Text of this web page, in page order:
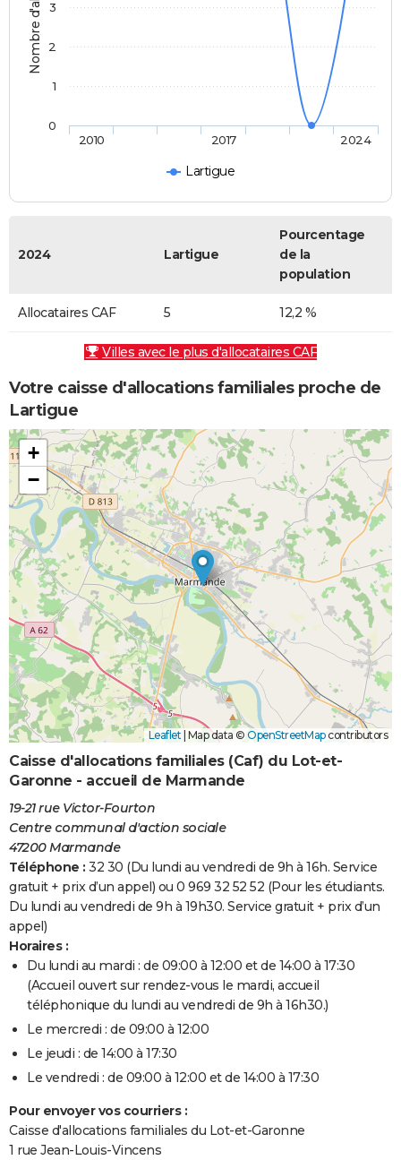
Lartigue
2010 2017 2024
0
1
2
3
2024 Lartigue
Pourcentage
de la
population
Allocataires CAF 5 12,2 %
Villes avec le plus d'allocataires CAF
Votre caisse d'allocations familiales proche de
Lartigue
+
−
Leaflet Map data © OpenStreetMapcontributors
Caisse d'allocations familiales (Caf) du Lot-et-
Garonne - accueil de Marmande
19-21 rue Victor-Fourton
Centre communal d'action sociale
47200 Marmande
Téléphone : 32 30 (Du lundi au vendredi de 9h à 16h. Service
gratuit + prix d’un appel) ou 0 969 32 52 52 (Pour les étudiants.
Du lundi au vendredi de 9h à 19h30. Service gratuit + prix d’un
appel)
Horaires :
Du lundi au mardi : de 09:00 à 12:00 et de 14:00 à 17:30
(Accueil ouvert sur rendez-vous le mardi, accueil
téléphonique du lundi au vendredi de 9h à 16h30.)
Le mercredi : de 09:00 à 12:00
Le jeudi : de 14:00 à 17:30
Le vendredi : de 09:00 à 12:00 et de 14:00 à 17:30
Pour envoyer vos courriers :
Caisse d'allocations familiales du Lot-et-Garonne
1 rue Jean-Louis-Vincens